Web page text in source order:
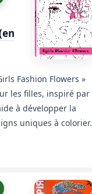
Fashion Flowers »
les filles, inspiré par
à développer la
uniques à colorier.